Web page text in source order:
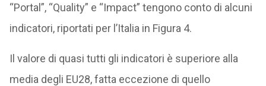
“Portal”, “Quality” e “Impact” tengono conto di alcuni
indicatori, riportati per l’Italia in Figura 4.
Il valore di quasi tutti gli indicatori è superiore alla
media degli EU28, fatta eccezione di quello